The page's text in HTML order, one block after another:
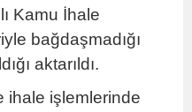
Kamu İhale
bağdaşmadığı
aktarıldı.
ihale işlemlerinde